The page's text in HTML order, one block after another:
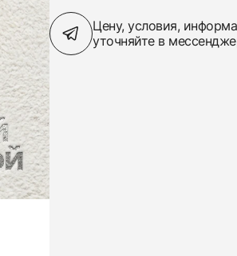
Цену, условия,
уточняйте в